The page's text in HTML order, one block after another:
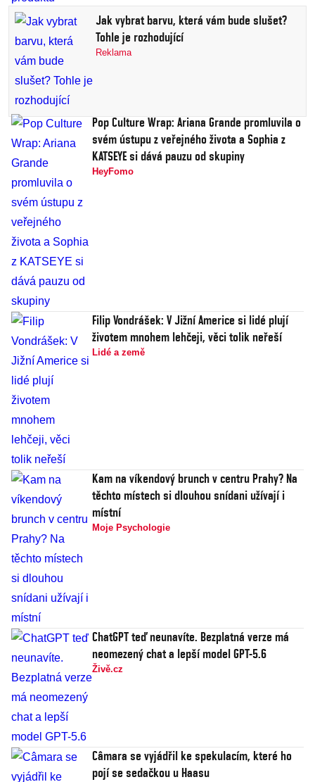
Jak vybrat barvu, která vám bude slušet?
Tohle je rozhodující
Reklama
Pop Culture Wrap: Ariana Grande promluvila o
svém ústupu z veřejného života a Sophia z
KATSEYE si dává pauzu od skupiny
HeyFomo
Filip Vondrášek: V Jižní Americe si lidé plují
životem mnohem lehčeji, věci tolik neřeší
Lidé a země
Kam na víkendový brunch v centru Prahy? Na
těchto místech si dlouhou snídani užívají i
místní
Moje Psychologie
ChatGPT teď neunavíte. Bezplatná verze má
neomezený chat a lepší model GPT-5.6
Živě.cz
Câmara se vyjádřil ke spekulacím, které ho
pojí se sedačkou u Haasu